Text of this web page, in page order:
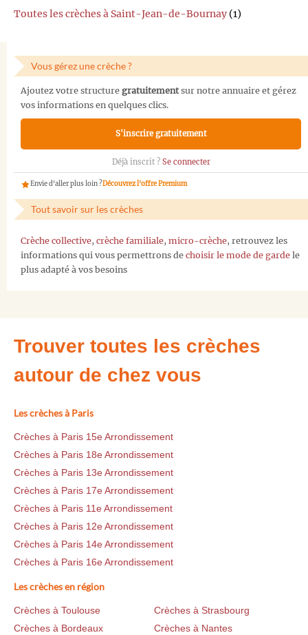
Toutes les crèches à Saint-Jean-de-Bournay (1)
Vous gérez une crèche ?
Ajoutez votre structure gratuitementsur notre annuaire et gérez
vos informations en quelques clics.
S'inscrire gratuitement
Déjà inscrit ? Se connecter
Envie d'aller plus loin ?Découvrez l'offre Premium
Tout savoir sur les crèches
Crèche collective, crèche familiale, micro-crèche, retrouvez les
informations qui vous permettrons de choisir le mode de garde le
plus adapté à vos besoins
Trouver toutes les crèches
autour de chez vous
Les crèches à Paris
Crèches à Paris 15e Arrondissement
Crèches à Paris 18e Arrondissement
Crèches à Paris 13e Arrondissement
Crèches à Paris 17e Arrondissement
Crèches à Paris 11e Arrondissement
Crèches à Paris 12e Arrondissement
Crèches à Paris 14e Arrondissement
Crèches à Paris 16e Arrondissement
Les crèches en région
Crèches à Toulouse
Crèches à Strasbourg
Crèches à Bordeaux
Crèches à Nantes